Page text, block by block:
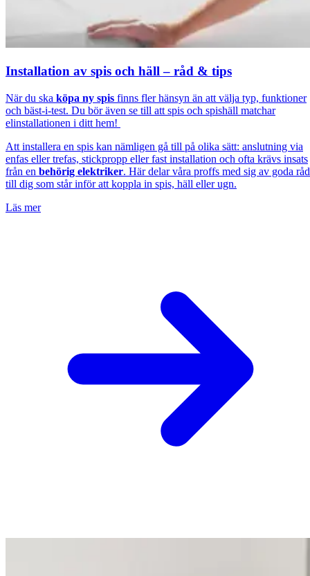
Installation av spis och häll – råd & tips
När du ska köpa ny spis finns fler hänsyn än att välja typ, funktioner
och bäst-i-test. Du bör även se till att spis och spishäll matchar
elinstallationen i ditt hem!
Att installera en spis kan nämligen gå till på olika sätt: anslutning via
enfas eller trefas, stickpropp eller fast installation och ofta krävs insats
från en behörig elektriker. Här delar våra proffs med sig av goda råd
till dig som står inför att koppla in spis, häll eller ugn.
Läs mer